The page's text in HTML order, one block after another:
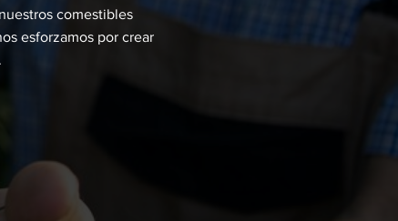
comestibles
esforzamos por crear